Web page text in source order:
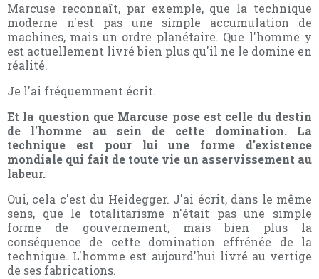
Marcuse reconnaît, par exemple, que la technique
moderne n'est pas une simple accumulation de
machines, mais un ordre planétaire. Que l'homme y
est actuellement livré bien plus qu'il ne le domine en
réalité.
Je l'ai fréquemment écrit.
Et la question que Marcuse pose est celle du destin
de l'homme au sein de cette domination. La
technique est pour lui une forme d'existence
mondiale qui fait de toute vie un asservissement au
labeur.
Oui, cela c'est du Heidegger. J'ai écrit, dans le même
sens, que le totalitarisme n'était pas une simple
forme de gouvernement, mais bien plus la
conséquence de cette domination effrénée de la
technique. L'homme est aujourd'hui livré au vertige
de ses fabrications.